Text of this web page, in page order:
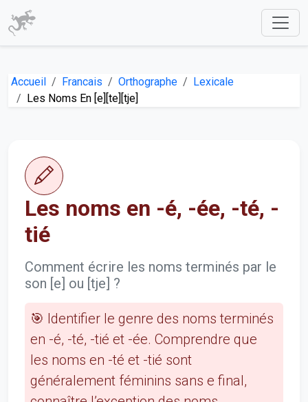
Accueil Francais Orthographe
Lexicale
Les Noms En [e][te][tje]
Les noms en -é, -ée, -té, -
tié
Comment écrire les noms terminés par le
son [e] ou [tje] ?
🎯 Identifier le genre des noms terminés
en -é, -té, -tié et -ée. Comprendre que
les noms en -té et -tié sont
généralement féminins sans e final,